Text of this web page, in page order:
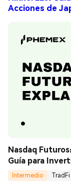
Acciones de
Nasdaq
Guía para
Intermedio
TradFi